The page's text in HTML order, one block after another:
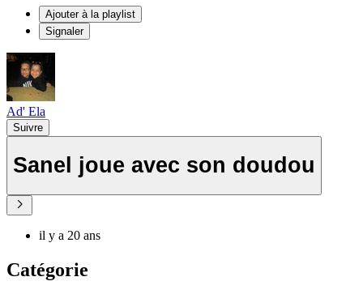
Ajouter à la playlist
Signaler
Ad' Ela
Suivre
Sanel joue avec son doudou
il y a 20 ans
Catégorie